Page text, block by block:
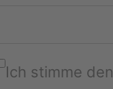
Ich stimme den